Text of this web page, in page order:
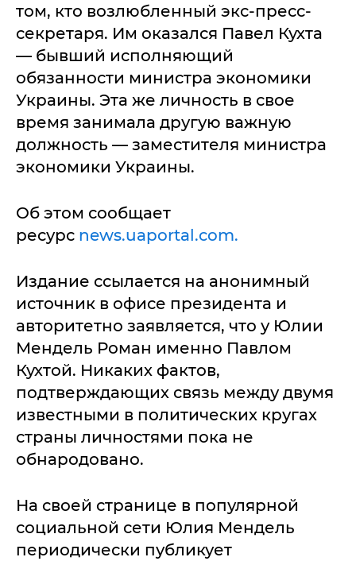
том, кто возлюбленный экс-пресс-
секретаря. Им оказался Павел Кухта
— бывший исполняющий
обязанности министра экономики
Украины. Эта же личность в свое
время занимала другую важную
должность — заместителя министра
экономики Украины.
Об этом сообщает
ресурс news.uaportal.com.
Издание ссылается на анонимный
источник в офисе президента и
авторитетно заявляется, что у Юлии
Мендель Роман именно Павлом
Кухтой. Никаких фактов,
подтверждающих связь между двумя
известными в политических кругах
страны личностями пока не
обнародовано.
На своей странице в популярной
социальной сети Юлия Мендель
периодически публикует